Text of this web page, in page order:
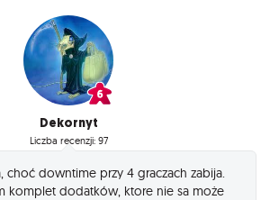
chwilowe przestoje.
w "Pięć Klanów" przynosi sporo frajdy,
gry, w których należy nieco bardziej
tym względem, zdecydowanie nie jest to
bardziej "Relic Runners" (jeśli miałabym
złożoności gry do innych produktów
moim odczuciu jest to taka bardziej
Dekornyt
Liczba recenzji: 97
choć downtime przy 4 graczach zabija.
komplet dodatków, ktore nie sa może